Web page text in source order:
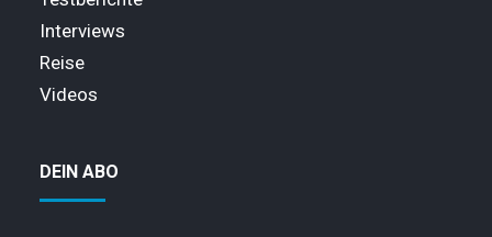
Interviews
Reise
Videos
DEIN ABO